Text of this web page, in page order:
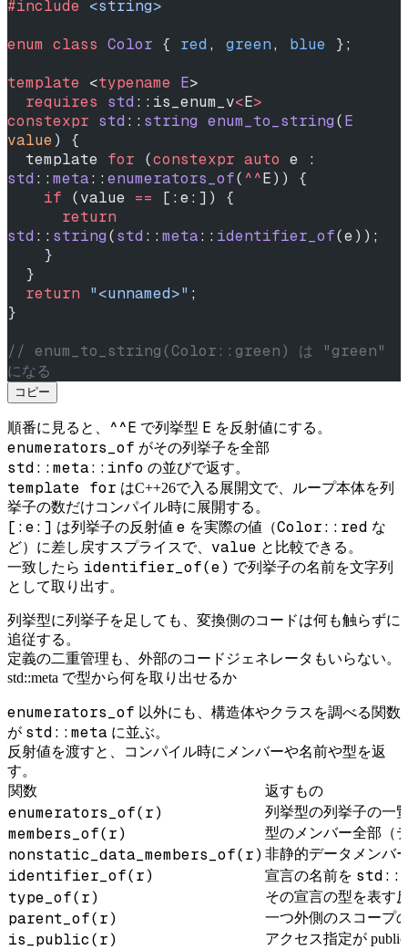
#include <string>
enum class Color { red , green, blue };
template <typename E>
  requires
std ::is_enum_v<E>
constexpr std :: string enum_to_string(E
value) {
  template
for (constexpr auto
std :: meta:: enumerators_of( ^^E)) {
    if
(value == [:e:]) {
      return
std :: string(std :: meta:: identifier_of(e));
    }
  }
  return
"<unnamed>" ;
}
// enum_to_string(Color::green) は "green"
になる
コピー
順番に見ると、 ^^E で列挙型 E を反射値にする。
enumerators_of がその列挙子を全部
std::meta::info の並びで返す。
template for はC++26で入る展開文で、ループ本体を列
挙子の数だけコンパイル時に展開する。
[:e:] は列挙子の反射値 e を実際の値（Color::red な
ど）に差し戻すスプライスで、 value と比較できる。
一致したら identifier_of(e) で列挙子の名前を文字列
として取り出す。
列挙型に列挙子を足しても、変換側のコードは何も触らずに
追従する。
定義の二重管理も、外部のコードジェネレータもいらない。
std::meta で型から何を取り出せるか
enumerators_of 以外にも、構造体やクラスを調べる関数
が std::meta に並ぶ。
反射値を渡すと、コンパイル時にメンバーや名前や型を返
す。
関数
返すもの
enumerators_of(r) 列挙型の列挙子の一
members_of(r) 型のメンバー全部（
nonstatic_data_members_of(r) 非静的データメンバ
identifier_of(r) 宣言の名前を
type_of(r)
その宣言の型を表す
parent_of(r) 一つ外側のスコープ
is_public(r) アクセス指定が